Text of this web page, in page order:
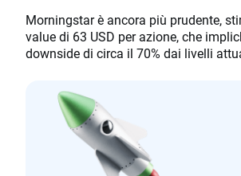
Morningstar è ancora più prudente,
value di 63 USD per azione, che
downside di circa il 70% dai livelli